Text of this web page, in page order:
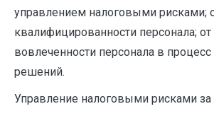
управлением налоговыми рисками;
квалифицированности персонала;
вовлеченности персонала в процесс
решений.
Управление налоговыми рисками